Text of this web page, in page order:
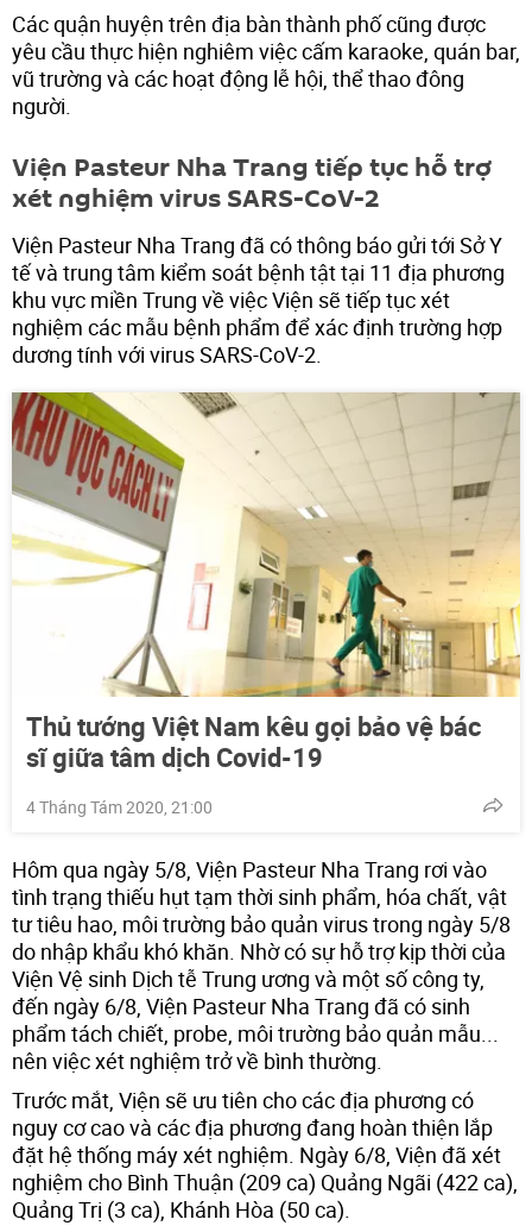
Các quận huyện trên địa bàn thành phố cũng được
yêu cầu thực hiện nghiêm việc cấm karaoke, quán bar,
vũ trường và các hoạt động lễ hội, thể thao đông
người.
Viện Pasteur Nha Trang tiếp tục hỗ trợ
xét nghiệm virus SARS-CoV-2
Viện Pasteur Nha Trang đã có thông báo gửi tới Sở Y
tế và trung tâm kiểm soát bệnh tật tại 11 địa phương
khu vực miền Trung về việc Viện sẽ tiếp tục xét
nghiệm các mẫu bệnh phẩm để xác định trường hợp
dương tính với virus SARS-CoV-2.
Thủ tướng Việt Nam kêu gọi bảo vệ bác
sĩ giữa tâm dịch Covid-19
4 Tháng Tám 2020, 21:00
Hôm qua ngày 5/8, Viện Pasteur Nha Trang rơi vào
tình trạng thiếu hụt tạm thời sinh phẩm, hóa chất, vật
tư tiêu hao, môi trường bảo quản virus trong ngày 5/8
do nhập khẩu khó khăn. Nhờ có sự hỗ trợ kịp thời của
Viện Vệ sinh Dịch tễ Trung ương và một số công ty,
đến ngày 6/8, Viện Pasteur Nha Trang đã có sinh
phẩm tách chiết, probe, môi trường bảo quản mẫu...
nên việc xét nghiệm trở về bình thường.
Trước mắt, Viện sẽ ưu tiên cho các địa phương có
nguy cơ cao và các địa phương đang hoàn thiện lắp
đặt hệ thống máy xét nghiệm. Ngày 6/8, Viện đã xét
nghiệm cho Bình Thuận (209 ca) Quảng Ngãi (422 ca),
Quảng Trị (3 ca), Khánh Hòa (50 ca).